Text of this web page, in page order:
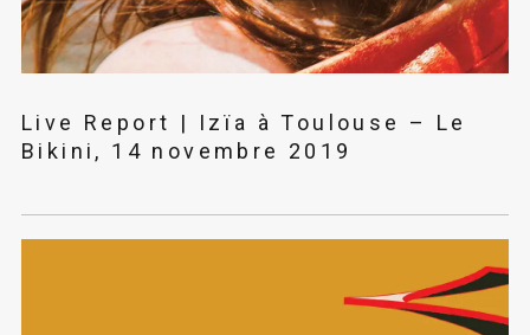
Live Report | Izïa à Toulouse – Le
Bikini, 14 novembre 2019